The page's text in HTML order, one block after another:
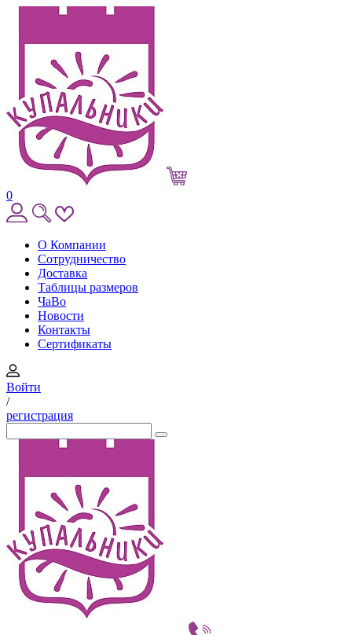
0
О Компании
Сотрудничество
Доставка
Таблицы размеров
ЧаВо
Новости
Контакты
Сертификаты
Войти
/
регистрация